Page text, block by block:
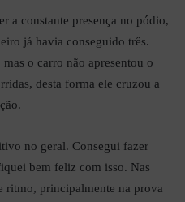
a constante presença no pódio,
já havia conseguido três.
o carro não apresentou o
desta forma ele cruzou a
no geral. Consegui fazer
bem feliz com isso. Nas
ritmo, principalmente na prova